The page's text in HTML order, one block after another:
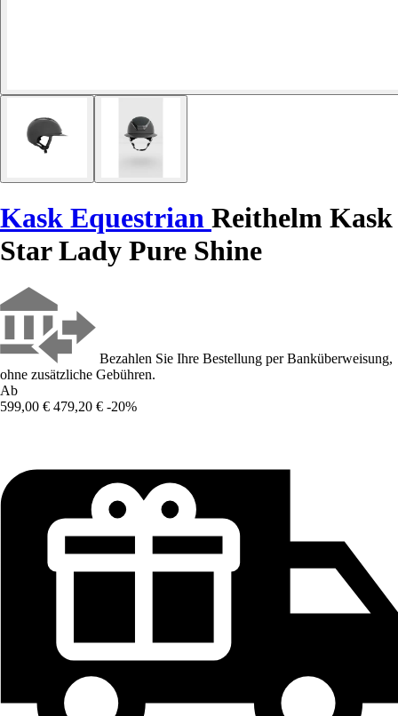
Kask Equestrian Reithelm Kask
Star Lady Pure Shine
Bezahlen Sie Ihre Bestellung per Banküberweisung,
ohne zusätzliche Gebühren.
Ab
599,00 € 479,20 € -20%